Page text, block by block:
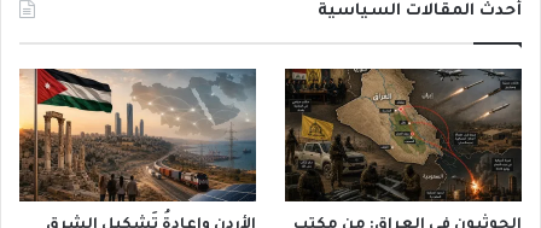
أحدث المقالات السياسية